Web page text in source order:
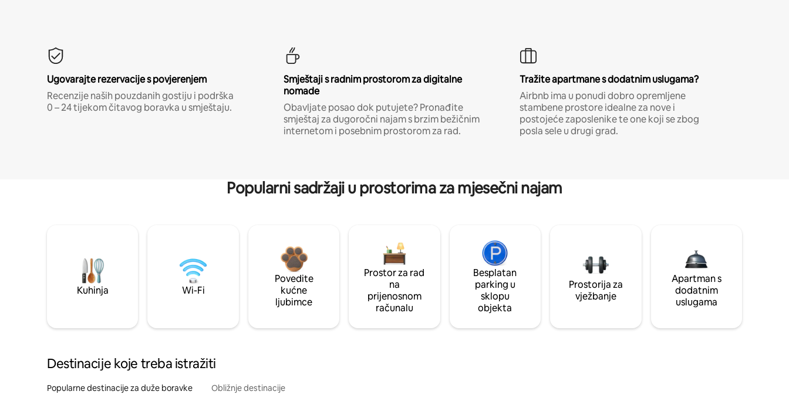
Ugovarajte rezervacije s povjerenjem
Recenzije naših pouzdanih gostiju i podrška
0 – 24 tijekom čitavog boravka u smještaju.
Smještaji s radnim prostorom za digitalne
nomade
Obavljate posao dok putujete? Pronađite
smještaj za dugoročni najam s brzim bežičnim
internetom i posebnim prostorom za rad.
Tražite apartmane s dodatnim uslugama?
Airbnb ima u ponudi dobro opremljene
stambene prostore idealne za nove i
postojeće zaposlenike te one koji se zbog
posla sele u drugi grad.
Popularni sadržaji u prostorima za mjesečni najam
Kuhinja Wi-Fi
Povedite
kućne
ljubimce
Prostor za rad
na
prijenosnom
računalu
Besplatan
parking u
sklopu
objekta
Prostorija za
vježbanje
Apartman s
dodatnim
uslugama
Destinacije koje treba istražiti
Popularne destinacije za duže boravke Obližnje destinacije